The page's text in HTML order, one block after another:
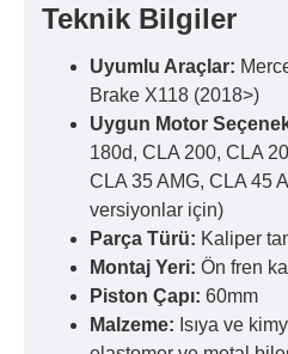
Teknik Bilgiler
Uyumlu Araçlar:
Brake X118 (2018>)
Uygun Motor
180d, CLA 200, CLA
CLA 35 AMG, CLA 45
versiyonlar için)
Parça Türü: Kaliper
Montaj Yeri: Ön fren
Piston Çapı: 60mm
Malzeme: Isıya ve